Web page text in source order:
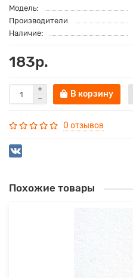
Модель:
Производители
Наличие:
183р.
В корзину
0 отзывов
Похожие товары